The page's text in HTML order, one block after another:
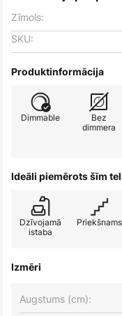
Zīmols:
SKU:
Produktinformācija
Dimmable
Bez
dimmera
Ideāli piemērots šīm
Dzīvojamā
istaba
Priekšnams
Izmēri
Augstums (cm):